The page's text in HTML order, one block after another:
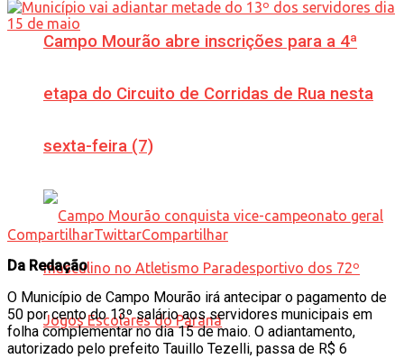
Campo Mourão abre inscrições para a 4ª
etapa do Circuito de Corridas de Rua nesta
sexta-feira (7)
CompartilharTwittarCompartilhar
Da Redação
O Município de Campo Mourão irá antecipar o pagamento de
50 por cento do 13º salário aos servidores municipais em
folha complementar no dia 15 de maio. O adiantamento,
autorizado pelo prefeito Tauillo Tezelli, passa de R$ 6